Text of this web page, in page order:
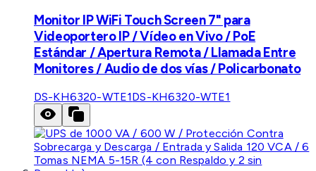
Monitor IP WiFi Touch Screen 7" para
Videoportero IP / Vídeo en Vivo / PoE
Estándar / Apertura Remota / Llamada Entre
Monitores / Audio de dos vías / Policarbonato
DS-KH6320-WTE1DS-KH6320-WTE1